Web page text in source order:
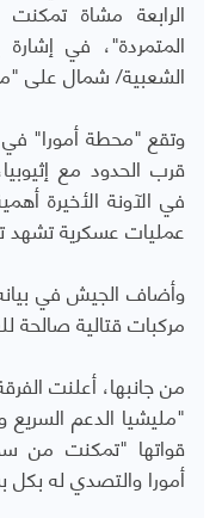
الرابعة مشاة
المتمردة"، في
الشعبية/ شمال على
وتقع "محطة أمورا" في
قرب الحدود مع
في الآونة الأخيرة
عمليات عسكرية تشهد
مركبات قتالية صالحة
من جانبها، أعلنت
"مليشيا الدعم
قواتها "تمكنت من
أمورا والتصدي له بكل